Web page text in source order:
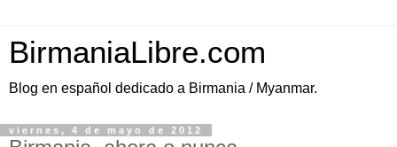
BirmaniaLibre.com
Blog en español dedicado a Birmania / Myanmar.
viernes, 4 de mayo de 2012